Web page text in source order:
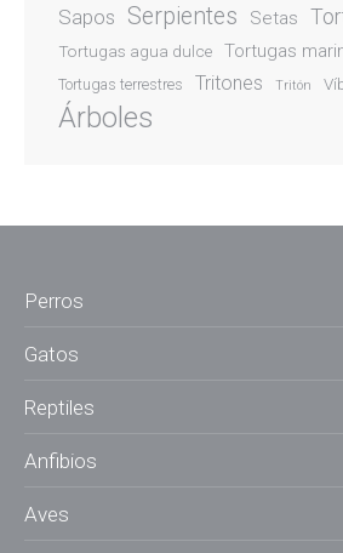
Sapos Serpientes Setas
Tortugas agua dulce Tortugas
Tortugas terrestres Tritones Tritón
Árboles
Perros
Gatos
Reptiles
Anfibios
Aves